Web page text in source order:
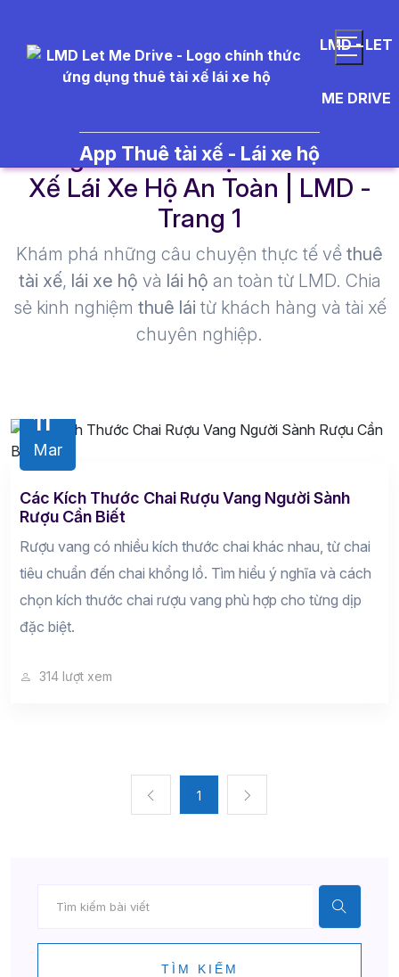
LMD - LET
ME DRIVE
App Thuê tài xế - Lái xe hộ
dung tích chai rượu - Thuê Tài
Xế Lái Xe Hộ An Toàn | LMD -
Trang 1​
Khám phá những câu chuyện thực tế về thuê
tài xế, lái xe hộ và lái hộ an toàn từ LMD. Chia
sẻ kinh nghiệm thuê lái từ khách hàng và tài xế
chuyên nghiệp.
11
Mar
Các Kích Thước Chai Rượu Vang Người Sành
Rượu Cần Biết
Rượu vang có nhiều kích thước chai khác nhau, từ chai
tiêu chuẩn đến chai khổng lồ. Tìm hiểu ý nghĩa và cách
chọn kích thước chai rượu vang phù hợp cho từng dịp
đặc biệt.
314 lượt xem
1
TÌM KIẾM